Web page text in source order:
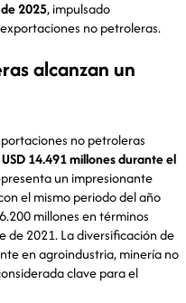
2025, impulsado
no petroleras.
alcanzan un
no petroleras
14.491 millones durante el
un impresionante
el mismo periodo del año
millones en términos
de 2021. La diversificación de
en agroindustria, minería no
clave para el